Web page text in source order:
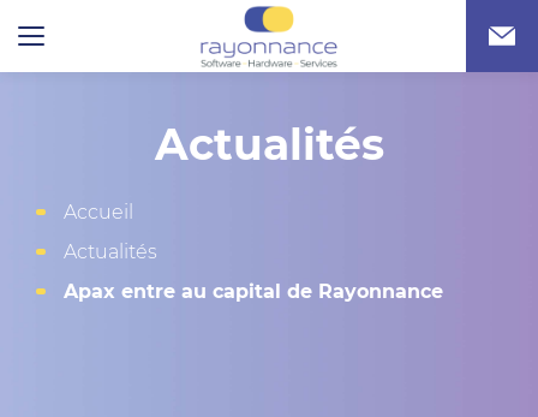
Actualités
Accueil
Actualités
Apax entre au capital de Rayonnance